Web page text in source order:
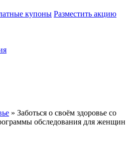
купоны Разместить акцию
» Заботься о своём здоровье со
обследования для женщин